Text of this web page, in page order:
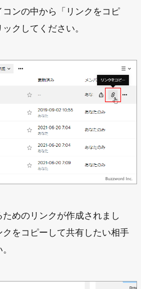
ンの中から「リンクをコピ
クしてください。
めのリンクが作成されまし
をコピーして共有したい相手